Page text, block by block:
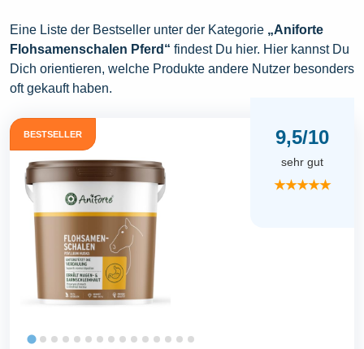
Eine Liste der Bestseller unter der Kategorie „Aniforte
Flohsamenschalen Pferd“ findest Du hier. Hier kannst Du
Dich orientieren, welche Produkte andere Nutzer besonders
oft gekauft haben.
BESTSELLER 9,5/10
sehr gut
★★★★★